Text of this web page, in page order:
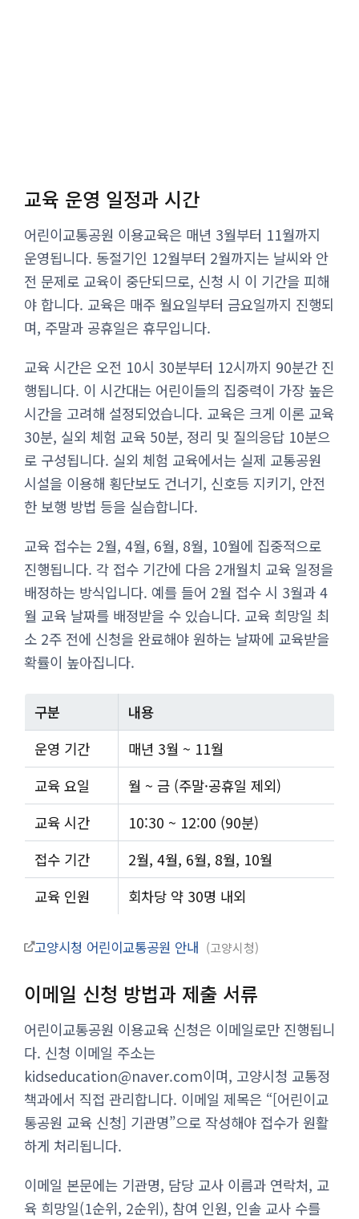
교육 운영 일정과 시간
어린이교통공원 이용교육은 매년 3월부터 11월까지
운영됩니다. 동절기인 12월부터 2월까지는 날씨와 안
전 문제로 교육이 중단되므로, 신청 시 이 기간을 피해
야 합니다. 교육은 매주 월요일부터 금요일까지 진행되
며, 주말과 공휴일은 휴무입니다.
교육 시간은 오전 10시 30분부터 12시까지 90분간 진
행됩니다. 이 시간대는 어린이들의 집중력이 가장 높은
시간을 고려해 설정되었습니다. 교육은 크게 이론 교육
30분, 실외 체험 교육 50분, 정리 및 질의응답 10분으
로 구성됩니다. 실외 체험 교육에서는 실제 교통공원
시설을 이용해 횡단보도 건너기, 신호등 지키기, 안전
한 보행 방법 등을 실습합니다.
교육 접수는 2월, 4월, 6월, 8월, 10월에 집중적으로
진행됩니다. 각 접수 기간에 다음 2개월치 교육 일정을
배정하는 방식입니다. 예를 들어 2월 접수 시 3월과 4
월 교육 날짜를 배정받을 수 있습니다. 교육 희망일 최
소 2주 전에 신청을 완료해야 원하는 날짜에 교육받을
확률이 높아집니다.
구분
내용
운영 기간
매년 3월 ~ 11월
교육 요일
월 ~ 금 (주말·공휴일 제외)
교육 시간
10:30 ~ 12:00 (90분)
접수 기간
2월, 4월, 6월, 8월, 10월
교육 인원
회차당 약 30명 내외
고양시청 어린이교통공원 안내 고양시청
이메일 신청 방법과 제출 서류
어린이교통공원 이용교육 신청은 이메일로만 진행됩니
다. 신청 이메일 주소는
kidseducation@naver.com이며, 고양시청 교통정
책과에서 직접 관리합니다. 이메일 제목은 “[어린이교
통공원 교육 신청] 기관명”으로 작성해야 접수가 원활
하게 처리됩니다.
이메일 본문에는 기관명, 담당 교사 이름과 연락처, 교
육 희망일(1순위, 2순위), 참여 인원, 인솔 교사 수를